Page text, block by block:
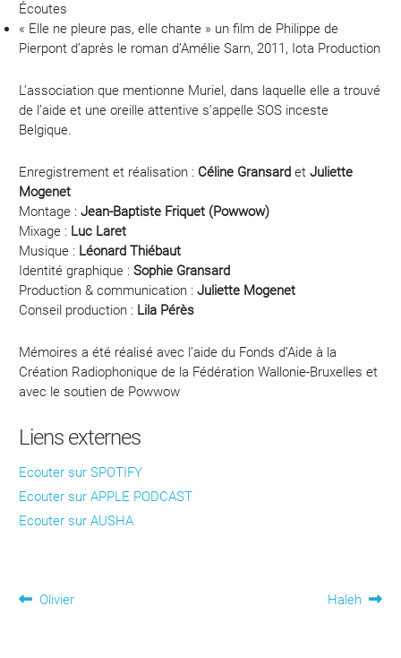
Écoutes
« Elle ne pleure pas, elle chante » un film de Philippe de
Pierpont d’après le roman d’Amélie Sarn, 2011, Iota Production
L’association que mentionne Muriel, dans laquelle elle a trouvé
de l’aide et une oreille attentive s’appelle SOS inceste
Belgique.
Enregistrement et réalisation : Céline Gransard etJuliette
Mogenet
Montage : Jean-Baptiste Friquet (Powwow)
Mixage : Luc Laret
Musique : Léonard Thiébaut
Identité graphique :Sophie Gransard
Production & communication :Juliette Mogenet
Conseil production : Lila Pérès
Mémoires a été réalisé avec l’aide du Fonds d’Aide à la
Création Radiophonique de la Fédération Wallonie-Bruxelles et
avec le soutien de Powwow
Liens externes
Ecouter sur SPOTIFY
Ecouter sur APPLE PODCAST
Ecouter sur AUSHA
Navigation
Article
Olivier
Article
Haleh